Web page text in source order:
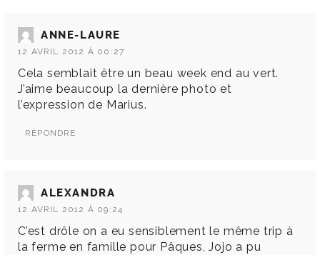
ANNE-LAURE
12 AVRIL 2012 À 00:27
Cela semblait être un beau week end au vert.
J’aime beaucoup la dernière photo et
l’expression de Marius.
RÉPONDRE
ALEXANDRA
12 AVRIL 2012 À 09:24
C’est drôle on a eu sensiblement le même trip à
la ferme en famille pour Pâques, Jojo a pu